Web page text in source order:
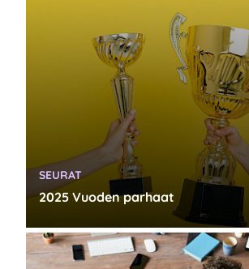
2025 Vuoden parhaat
KATEGORIA:
SEURAT